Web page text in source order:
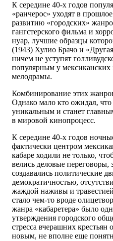
К середине 40-х годов
«ранчерос» уходят в
развитию «городских»
гангстерского фильма и
нуар, лучшие образцы
(1943) Хулио Брачо и
ничем не уступят
популярным у мексиканских
мелодрамы.
Комбинирование этих
Однако мало кто ожидал,
уникальным и станет
в мировой кинопроцесс.
К середине 40-х годов
фактически центром
кабаре ходили не только,
велись деловые переговоры,
создавались политические
демократичностью,
жаждой наживы и
стало чем-то вроде
жанра «кабаретера» было
утверждения городского
стресса вчерашних
новым, не вполне еще